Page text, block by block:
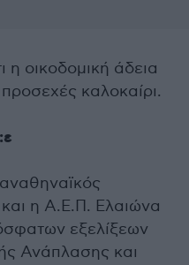
η οικοδομική άδεια
καλοκαίρι.
η Α.Ε.Π. Ελαιώνα
εξελίξεων
Ανάπλασης και